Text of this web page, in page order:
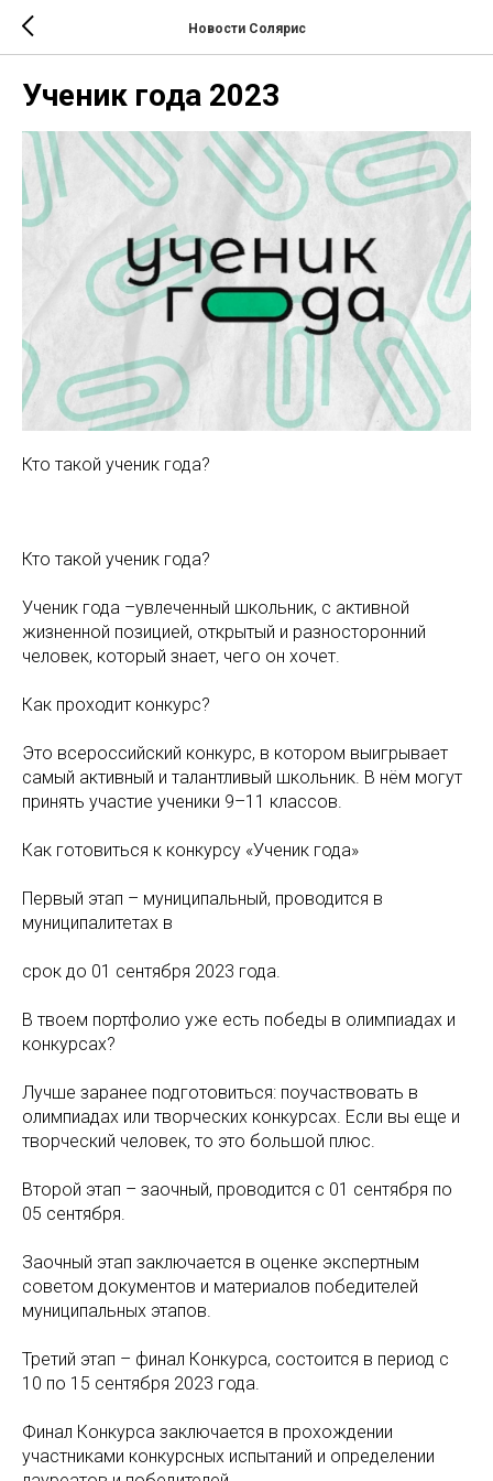
Новости Солярис
Ученик года 2023
Кто такой ученик года?
Кто такой ученик года?
Ученик года –увлеченный школьник, с активной
жизненной позицией, открытый и разносторонний
человек, который знает, чего он хочет.
Как проходит конкурс?
Это всероссийский конкурс, в котором выигрывает
самый активный и талантливый школьник. В нём могут
принять участие ученики 9–11 классов.
Как готовиться к конкурсу «Ученик года»
Первый этап – муниципальный, проводится в
муниципалитетах в
срок до 01 сентября 2023 года.
В твоем портфолио уже есть победы в олимпиадах и
конкурсах?
Лучше заранее подготовиться: поучаствовать в
олимпиадах или творческих конкурсах. Если вы еще и
творческий человек, то это большой плюс.
Второй этап – заочный, проводится с 01 сентября по
05 сентября.
Заочный этап заключается в оценке экспертным
советом документов и материалов победителей
муниципальных этапов.
Третий этап – финал Конкурса, состоится в период с
10 по 15 сентября 2023 года.
Финал Конкурса заключается в прохождении
участниками конкурсных испытаний и определении